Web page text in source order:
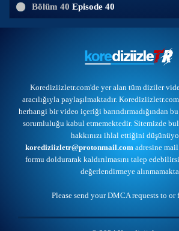
Bölüm 40 Episode 40
Korediziizletr.com'de yer alan tüm diziler
aracılığıyla paylaşılmaktadır.
herhangi bir video içeriği barındırmadığından
sorumluluğu kabul etmemektedir. Sitemizde
hakkınızı ihlal ettiğini
korediziizletr@protonmail.com adresine
formu doldurarak kaldırılmasını talep
değerlendirmeye
Please send your DMCA requests to or